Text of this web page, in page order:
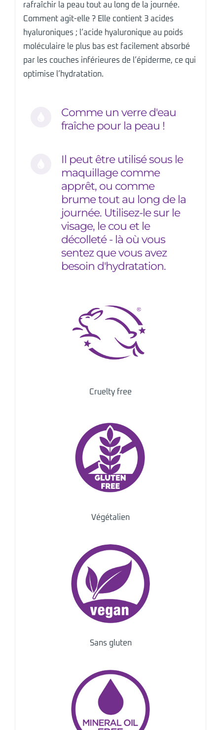
rafraîchir la peau tout au long de la journée.
Comment agit-elle ? Elle contient 3 acides
hyaluroniques ; l’acide hyaluronique au poids
moléculaire le plus bas est facilement absorbé
par les couches inférieures de l’épiderme, ce qui
optimise l’hydratation.
Comme un verre d'eau
fraîche pour la peau !
Il peut être utilisé sous le
maquillage comme
apprêt, ou comme
brume tout au long de la
journée. Utilisez-le sur le
visage, le cou et le
décolleté - là où vous
sentez que vous avez
besoin d'hydratation.
Cruelty free
Végétalien
Sans gluten